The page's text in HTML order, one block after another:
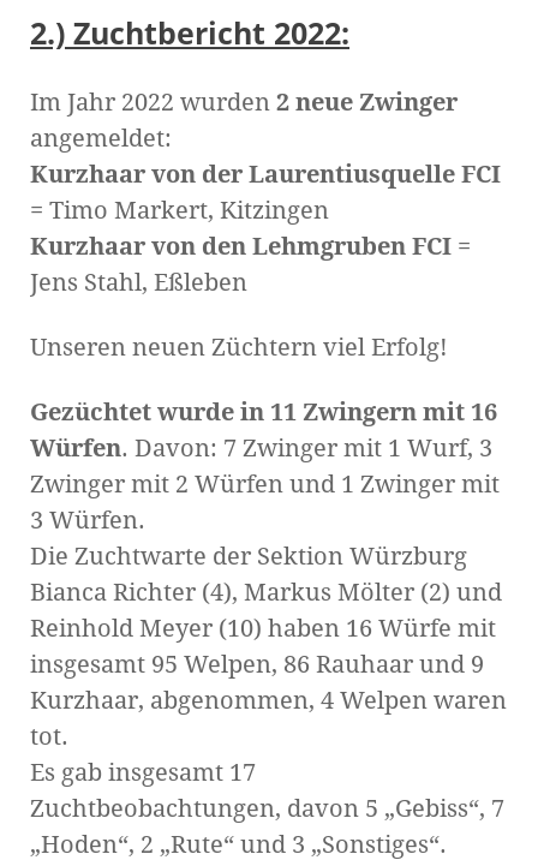
2.) Zuchtbericht 2022:
Im Jahr 2022 wurden 2 neue Zwinger
angemeldet:
Kurzhaar von der Laurentiusquelle FCI
= Timo Markert, Kitzingen
Kurzhaar von den Lehmgruben FCI =
Jens Stahl, Eßleben
Unseren neuen Züchtern viel Erfolg!
Gezüchtet wurde in 11 Zwingern mit 16
Würfen. Davon: 7 Zwinger mit 1 Wurf, 3
Zwinger mit 2 Würfen und 1 Zwinger mit
3 Würfen.
Die Zuchtwarte der Sektion Würzburg
Bianca Richter (4), Markus Mölter (2) und
Reinhold Meyer (10) haben 16 Würfe mit
insgesamt 95 Welpen, 86 Rauhaar und 9
Kurzhaar, abgenommen, 4 Welpen waren
tot.
Es gab insgesamt 17
Zuchtbeobachtungen, davon 5 „Gebiss“, 7
„Hoden“, 2 „Rute“ und 3 „Sonstiges“.